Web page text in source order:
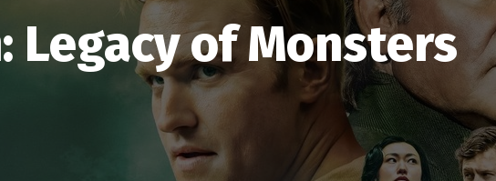
Legacy of Monsters